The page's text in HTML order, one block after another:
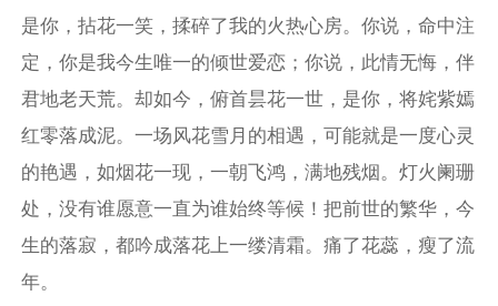
是你，拈花一笑，揉碎了我的火热心房。你说，命中注
定，你是我今生唯一的倾世爱恋；你说，此情无悔，伴
君地老天荒。却如今，俯首昙花一世，是你，将姹紫嫣
红零落成泥。一场风花雪月的相遇，可能就是一度心灵
的艳遇，如烟花一现，一朝飞鸿，满地残烟。灯火阑珊
处，没有谁愿意一直为谁始终等候！把前世的繁华，今
生的落寂，都吟成落花上一缕清霜。痛了花蕊，瘦了流
年。